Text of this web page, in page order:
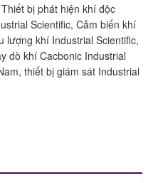
bị phát hiện khí độc
Scientific, Cảm biến khí
lượng khí Industrial Scientific,
dò khí Cacbonic Industrial
thiết bị giám sát Industrial